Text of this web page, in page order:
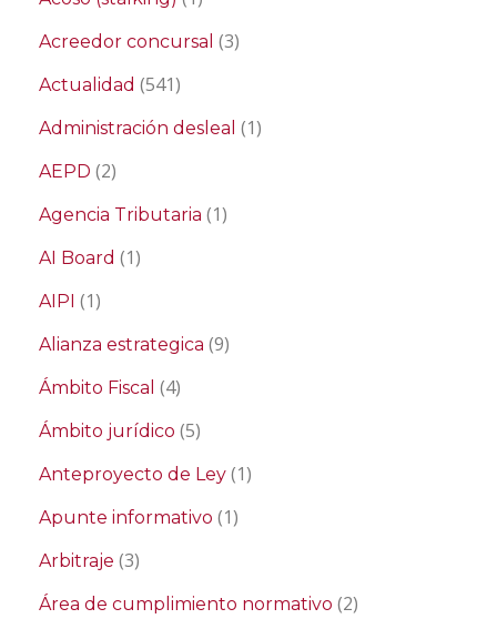
Acreedor concursal (3)
Actualidad (541)
Administración desleal (1)
AEPD (2)
Agencia Tributaria (1)
AI Board (1)
AIPI (1)
Alianza estrategica (9)
Ámbito Fiscal (4)
Ámbito jurídico (5)
Anteproyecto de Ley (1)
Apunte informativo (1)
Arbitraje (3)
Área de cumplimiento normativo (2)